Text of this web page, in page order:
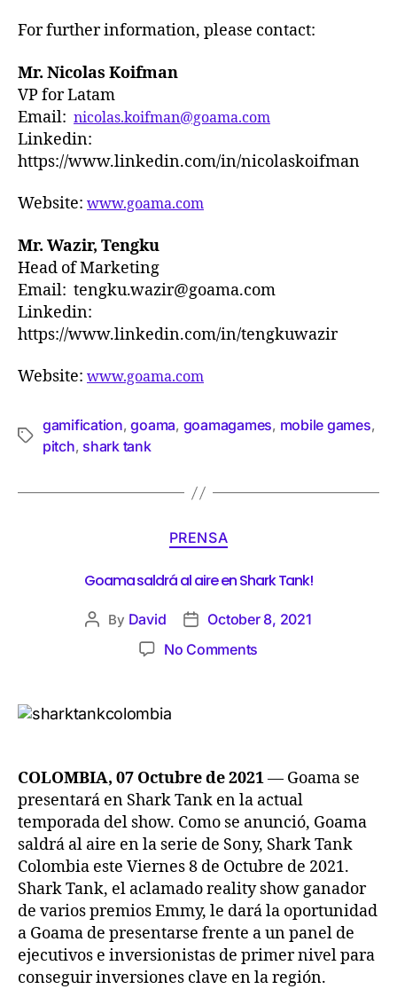
For further information, please contact:
Mr. Nicolas Koifman
VP for Latam
Email: nicolas.koifman@goama.com
Linkedin:
https://www.linkedin.com/in/nicolaskoifman
Website: www.goama.com
Mr. Wazir, Tengku
Head of Marketing
Email: tengku.wazir@goama.com
Linkedin:
https://www.linkedin.com/in/tengkuwazir
Website: www.goama.com
gamification,goama, goamagames, mobile games,
pitch, shark tank
PRENSA
Goama saldrá al aire en Shark Tank!
By David
October 8, 2021
No Comments
COLOMBIA, 07 Octubre de 2021— Goama se
presentará en Shark Tank en la actual
temporada del show. Como se anunció, Goama
saldrá al aire en la serie de Sony, Shark Tank
Colombia este Viernes 8 de Octubre de 2021.
Shark Tank, el aclamado reality show ganador
de varios premios Emmy, le dará la oportunidad
a Goama de presentarse frente a un panel de
ejecutivos e inversionistas de primer nivel para
conseguir inversiones clave en la región.